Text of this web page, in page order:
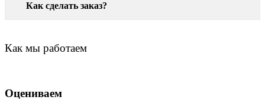
Как сделать заказ?
Как мы работаем
Оцениваем